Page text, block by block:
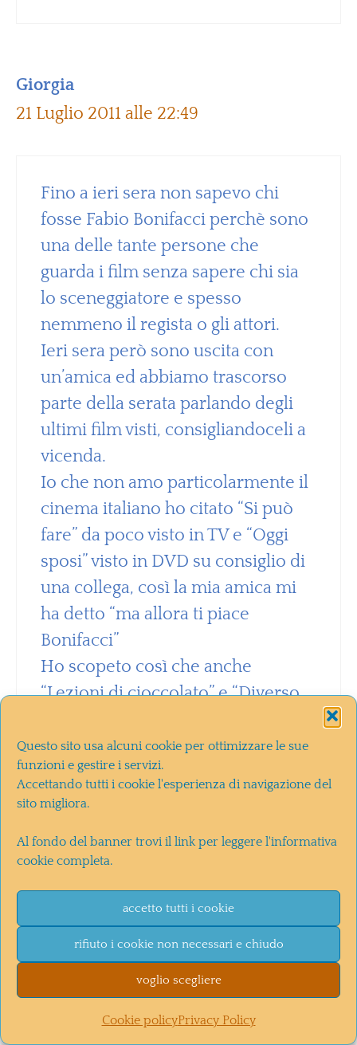
Questo sito usa alcuni cookie per ottimizzare le sue
funzioni e gestire i servizi.
Accettando tutti i cookie l'esperienza di navigazione del
sito migliora.
Al fondo del banner trovi il link per leggere l'informativa
cookie completa.
accetto tutti i cookie
rifiuto i cookie non necessari e chiudo
voglio scegliere
Cookie policyPrivacy Policy
Giorgia
21 Luglio 2011 alle 22:49
Fino a ieri sera non sapevo chi
fosse Fabio Bonifacci perchè sono
una delle tante persone che
guarda i film senza sapere chi sia
lo sceneggiatore e spesso
nemmeno il regista o gli attori.
Ieri sera però sono uscita con
un’amica ed abbiamo trascorso
parte della serata parlando degli
ultimi film visti, consigliandoceli a
vicenda.
Io che non amo particolarmente il
cinema italiano ho citato “Si può
fare” da poco visto in TV e “Oggi
sposi” visto in DVD su consiglio di
una collega, così la mia amica mi
ha detto “ma allora ti piace
Bonifacci”
Ho scopeto così che anche
“Lezioni di cioccolato” e “Diverso
erano tuoi ed eccomi qui per
ringraziarti di avere dato una botta
di vita al cinema italiano e per
LASCIA UN COMMENTO